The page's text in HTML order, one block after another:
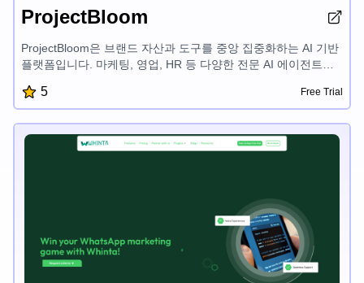
ProjectBloom
ProjectBloom은 브랜드 자산과 도구를 중앙 집중화하는 AI 기반
플랫폼입니다. 마케팅, 영업, HR 등 다양한 전문 AI 에이전트를
을 자동화하며 부서 간 브랜드 일관성을 유지할 수 있습니다.
5 Free Trial